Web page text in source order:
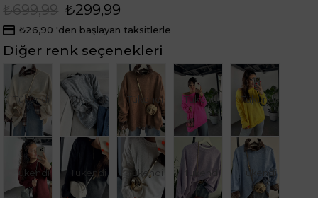
₺699,99 ₺299,99
₺26,90 'den başlayan taksitlerle
Diğer renk seçenekleri
Tükendi Tükendi Tükendi Tükendi Tükendi
Tükendi Tükendi Tükendi Tükendi Tükendi